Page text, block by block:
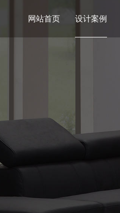
网站首页 设计案例